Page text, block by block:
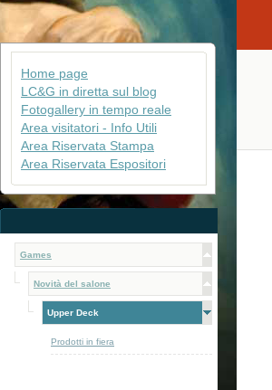
Home page
LC&G in diretta sul blog
Fotogallery in tempo reale
Area visitatori - Info Utili
Area Riservata Stampa
Area Riservata Espositori
Games
Novità del salone
Upper Deck
Prodotti in fiera